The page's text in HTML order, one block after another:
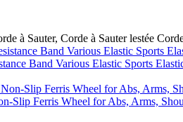
à Sauter, Corde à Sauter lestée
Band Various Elastic Sports
Slip Ferris Wheel for Abs, Arms,